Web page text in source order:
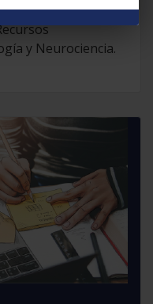
en el
y Neurociencia.